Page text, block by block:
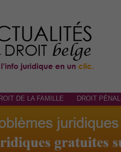
DE LA FAMILLE DROIT PÉNAL